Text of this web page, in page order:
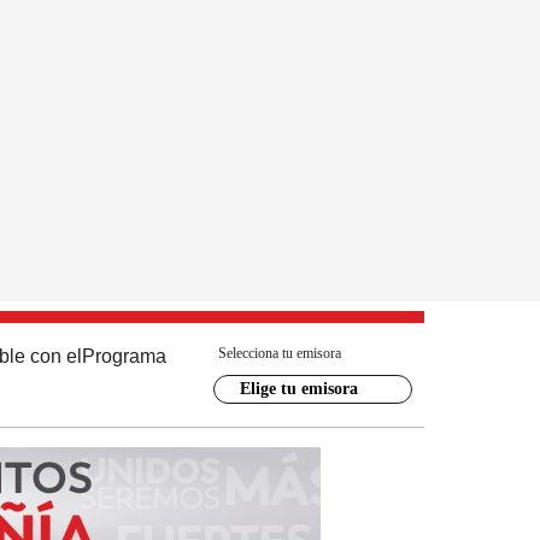
con el Programa Selecciona tu emisora
Elige tu emisora